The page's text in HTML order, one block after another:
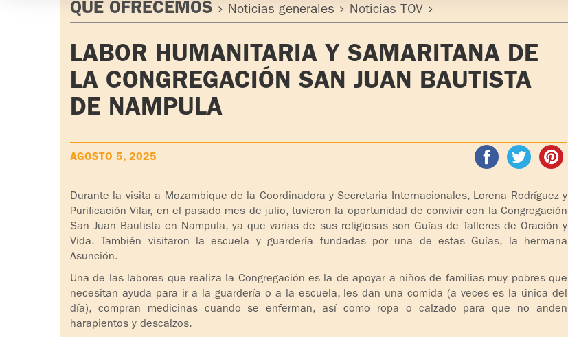
QUÉ OFRECEMOS Noticias generales Noticias TOV
LABOR HUMANITARIA Y SAMARITANA DE
LA CONGREGACIÓN SAN JUAN BAUTISTA
DE NAMPULA
AGOSTO 5, 2025
Durante la visita a Mozambique de la Coordinadora y Secretaria Internacionales, Lorena Rodríguez y
Purificación Vilar, en el pasado mes de julio, tuvieron la oportunidad de convivir con la Congregación
San Juan Bautista en Nampula, ya que varias de sus religiosas son Guías de Talleres de Oración y
Vida. También visitaron la escuela y guardería fundadas por una de estas Guías, la hermana
Asunción.
Una de las labores que realiza la Congregación es la de apoyar a niños de familias muy pobres que
necesitan ayuda para ir a la guardería o a la escuela, les dan una comida (a veces es la única del
día), compran medicinas cuando se enferman, así como ropa o calzado para que no anden
harapientos y descalzos.